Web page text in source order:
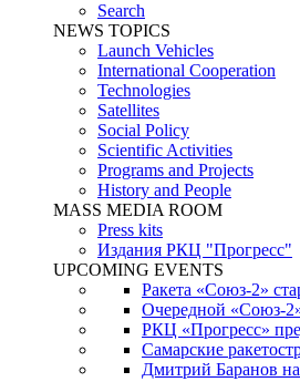
Search
NEWS TOPICS
Launch Vehicles
International Cooperation
Technologies
Satellites
Social Policy
Scientific Activities
Programs and Projects
History and People
MASS MEDIA ROOM
Press kits
Издания РКЦ "Прогресс"
UPCOMING EVENTS
Ракета «Союз-2»
Очередной «Союз-
РКЦ «Прогресс»
Самарские
Дмитрий Баранов